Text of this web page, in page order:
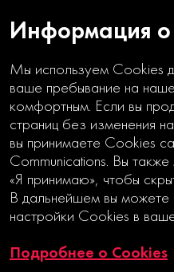
02|12|2025
Zebra Day 2025
Информация о
Мы используем Cookies
ваше пребывание на
комфортным. Если вы
страниц без изменения
вы принимаете Cookies
Communications. Вы
«Я принимаю», чтобы
В дальнейшем вы
настройки Cookies в
Подробнее о Cookies